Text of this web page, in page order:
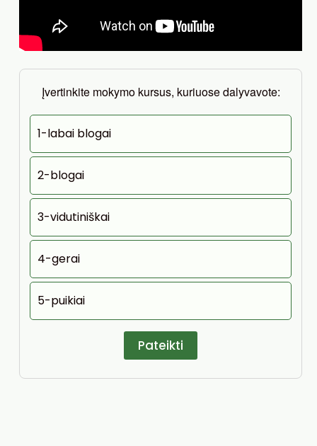
Įvertinkite mokymo kursus, kuriuose dalyvavote:
1-labai blogai
2-blogai
3-vidutiniškai
4-gerai
5-puikiai